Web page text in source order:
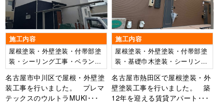
施工内容
屋根塗装・外壁塗装・付帯部塗
装・シーリング工事・ベランダ
防水工事
名古屋市中川区で屋根・外壁塗
装工事を行いました。 プレマ
テックスのウルトラMUKI･･･
施工内容
屋根塗装・外壁塗装・付帯部塗
装・基礎巾木塗装・シーリング
打ち替え工事・ベランダ防水工
事
名古屋市熱田区で屋根塗装・外
壁塗装工事を行いました。 築
12年を迎える賃貸アパート･･･